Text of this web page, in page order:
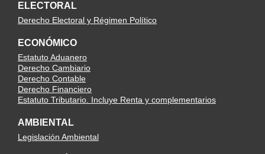
ELECTORAL
Derecho Electoral y Régimen Político
ECONÓMICO
Estatuto Aduanero
Derecho Cambiario
Derecho Contable
Derecho Financiero
Estatuto Tributario. Incluye Renta y complementarios
AMBIENTAL
Legislación Ambiental